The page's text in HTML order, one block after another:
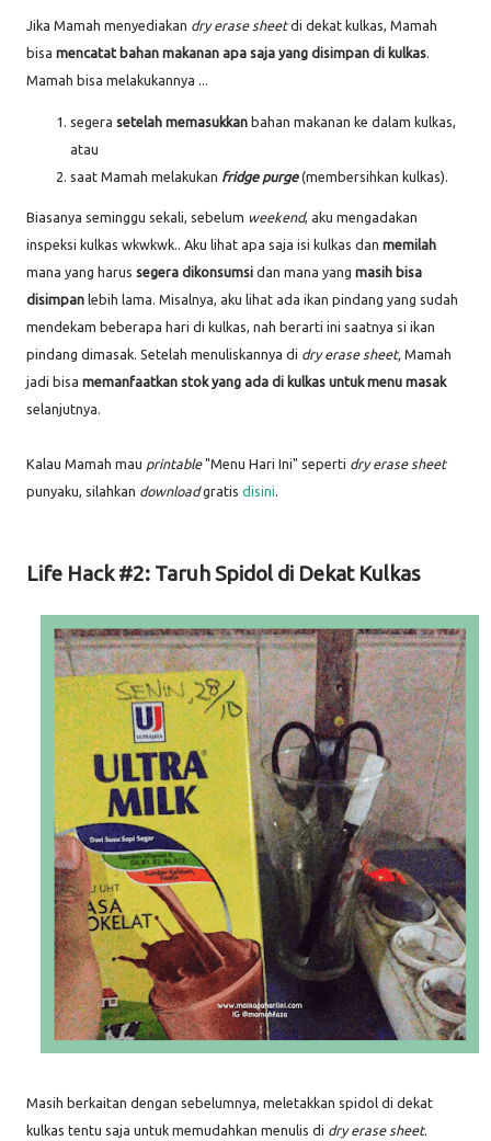
Jika Mamah menyediakan dry erase sheetdi dekat kulkas, Mamah
bisa mencatat bahan makanan apa saja yang disimpan di kulkas.
Mamah bisa melakukannya ...
segera setelah memasukkan bahan makanan ke dalam kulkas,
atau
saat Mamah melakukan fridge purge (membersihkan kulkas).
Biasanya seminggu sekali, sebelum weekend, aku mengadakan
inspeksi kulkas wkwkwk.. Aku lihat apa saja isi kulkas dan memilah
mana yang harus segera dikonsumsi dan mana yang masih bisa
disimpan lebih lama. Misalnya, aku lihat ada ikan pindang yang sudah
mendekam beberapa hari di kulkas, nah berarti ini saatnya si ikan
pindang dimasak. Setelah menuliskannya di dry erase sheet, Mamah
jadi bisa memanfaatkan stok yang ada di kulkas untuk menu masak
selanjutnya.
Kalau Mamah mau printable"Menu Hari Ini" seperti dry erase sheet
punyaku, silahkan downloadgratis disini.
Life Hack #2: Taruh Spidol di Dekat Kulkas
Masih berkaitan dengan sebelumnya, meletakkan spidol di dekat
kulkas tentu saja untuk memudahkan menulis di dry erase sheet.